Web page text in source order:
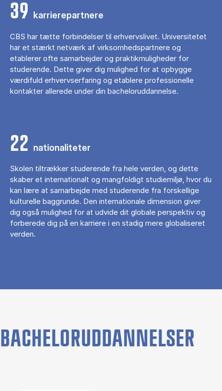
39 karrierepartnere
CBS har tætte forbindelser til erhvervslivet. Universitetet
har et stærkt netværk af virksomhedspartnere og
etablerer ofte samarbejder og praktikmuligheder for
studerende. Dette giver dig mulighed for at opbygge
værdifuld erhvervserfaring og etablere professionelle
kontakter allerede under din bacheloruddannelse.
22 nationaliteter
Skolen tiltrækker studerende fra hele verden, og dette
skaber et internationalt og mangfoldigt studiemiljø, hvor du
kan lære at samarbejde med studerende fra forskellige
kulturelle baggrunde. Den internationale dimension giver
dig også mulighed for at udvide dit globale perspektiv og
forberede dig på en karriere i en stadig mere globaliseret
verden.
BACHELORUDDANNELSER